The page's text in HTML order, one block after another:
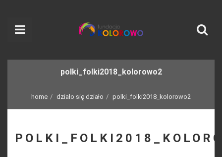
polki_folki2018_kolorowo2
home działo się działo polki_folki2018_kolorowo2